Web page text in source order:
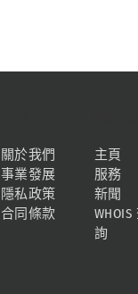
關於我們
事業發展
隱私政策
合同條款
主頁
服務
新聞
WHOIS
詢